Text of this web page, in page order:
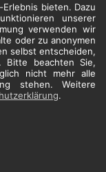
bieten. Dazu
unserer
verwenden wir
oder zu anonymen
selbst entscheiden,
Bitte beachten Sie,
nicht mehr alle
stehen. Weitere
.